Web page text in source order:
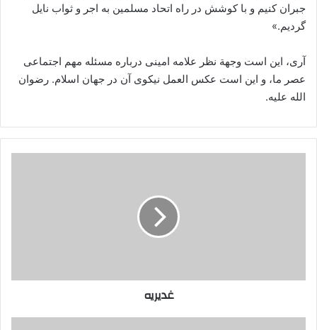
جبران کنیم و با کوشش در راه اتحاد مسلمین به اجر و ثواب نایل
گردیم.»
آری، این است وجهة نظر علامه امینی درباره مسئله مهم اجتماعی
عصر ما، و این است عکس ‌العمل نیکوی آن در جهان اسلام. رضوان
‌الله‌ علیه.
غدیریه